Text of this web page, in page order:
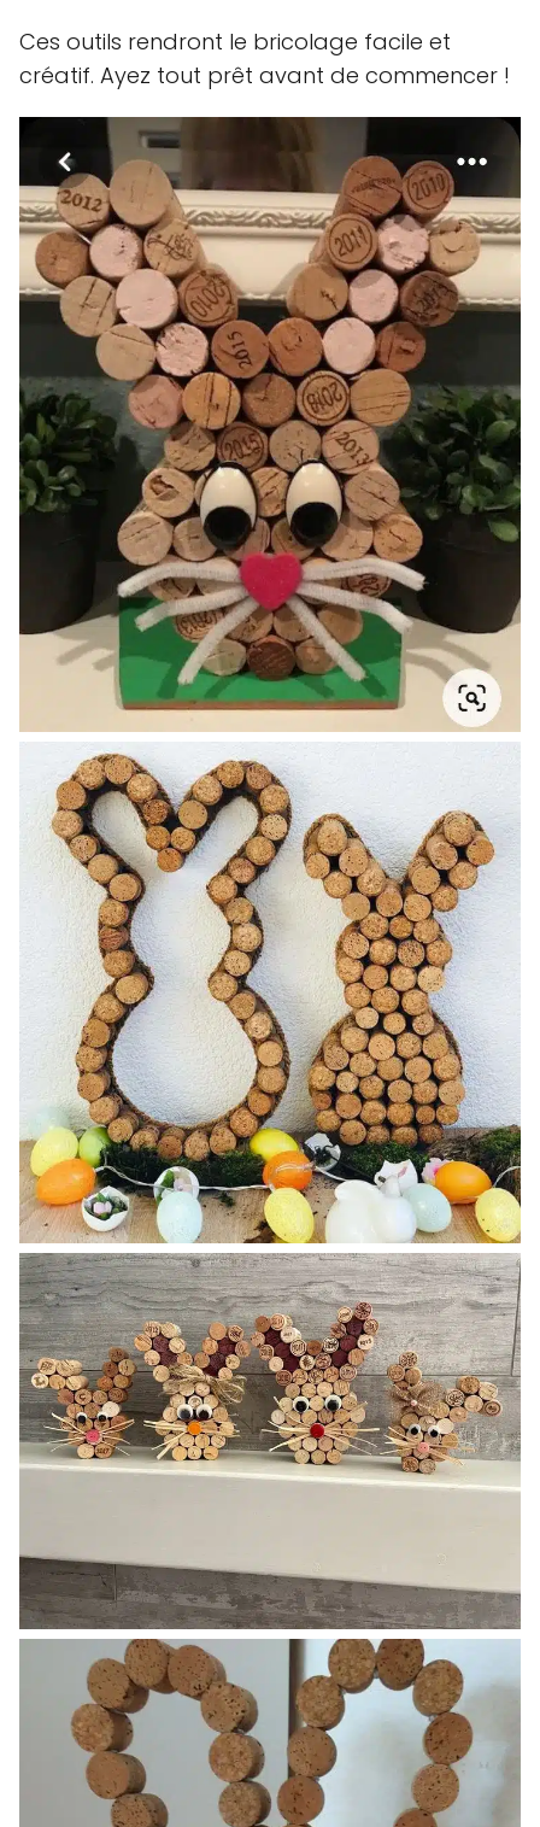
Ces outils rendront le bricolage facile et
créatif. Ayez tout prêt avant de commencer !